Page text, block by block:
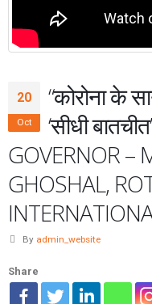
20
Oct
“कोरोना के
‘सीधी
GOVERNOR –
GHOSHAL,
By admin_website
Share